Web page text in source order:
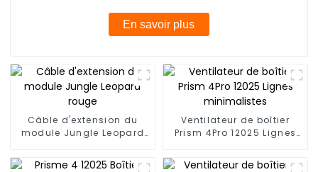
En savoir plus
Câble d'extension du
module Jungle Leopard
Ventilateur de boîtier
Prism 4Pro 12025 Lignes